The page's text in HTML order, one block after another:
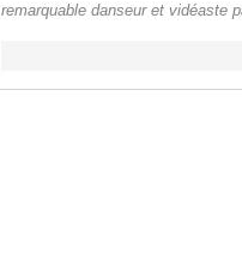
remarquable danseur et vidéaste